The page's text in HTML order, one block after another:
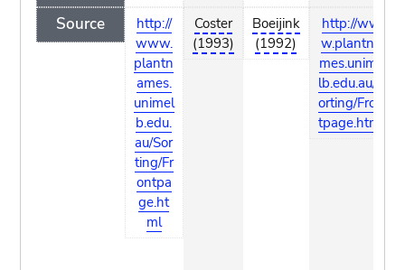
Source
http://
www.
plantn
ames.
unimel
b.edu.
au/Sor
ting/Fr
ontpa
ge.ht
ml
Coster
(1993)
Boeijink
(1992)
http://ww
w.plantna
mes.unime
lb.edu.au/S
orting/Fron
tpage.html